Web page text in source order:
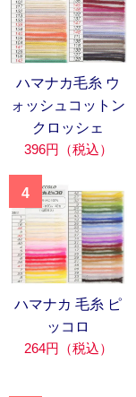
ハマナカ毛糸 ウ
ォッシュコットン
クロッシェ
396円（税込）
4
ハマナカ 毛糸 ピ
ッコロ
264円（税込）